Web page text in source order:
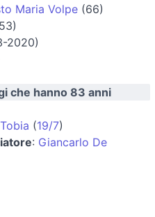
Maria Volpe (66)
2020)
che hanno 83 anni
(19/7)
: Giancarlo De